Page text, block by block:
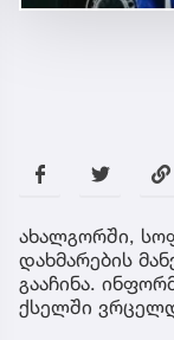
ახალგორში,
დახმარების
გააჩინა.
ქსელში